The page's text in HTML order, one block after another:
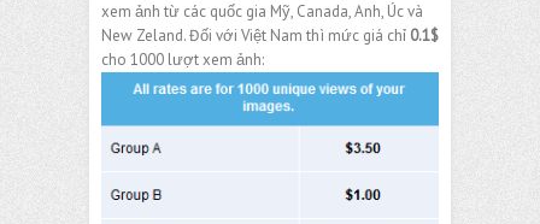
xem ảnh từ các quốc gia Mỹ, Canada, Anh, Úc và
New Zeland. Đối với Việt Nam thì mức giá chỉ 0.1$
cho 1000 lượt xem ảnh: